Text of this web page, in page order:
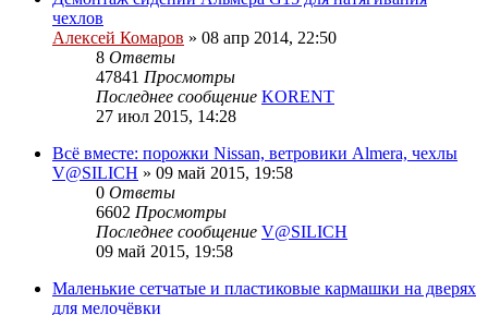
чехлов
Алексей Комаров » 08 апр 2014, 22:50
8 Ответы
47841 Просмотры
Последнее сообщение KORENT
27 июл 2015, 14:28
Всё вместе: порожки Nissan, ветровики Almera, чехлы
V@SILICH » 09 май 2015, 19:58
0 Ответы
6602 Просмотры
Последнее сообщение V@SILICH
09 май 2015, 19:58
Маленькие сетчатые и пластиковые кармашки на дверях
для мелочёвки